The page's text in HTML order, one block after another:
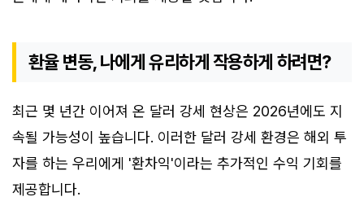
환율 변동, 나에게 유리하게 작용하게 하려면?
최근 몇 년간 이어져 온 달러 강세 현상은 2026년에도 지
속될 가능성이 높습니다. 이러한 달러 강세 환경은 해외 투
자를 하는 우리에게 '환차익'이라는 추가적인 수익 기회를
제공합니다.